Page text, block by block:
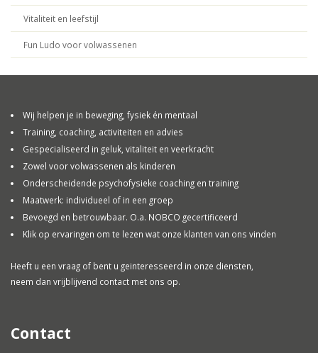
Vitaliteit en leefstijl
Fun Ludo voor volwassenen
Wij helpen je in beweging, fysiek én mentaal
Training, coaching, activiteiten en advies
Gespecialiseerd in geluk, vitaliteit en veerkracht
Zowel voor volwassenen als kinderen
Onderscheidende psychofysieke coaching en training
Maatwerk: individueel of in een groep
Bevoegd en betrouwbaar. O.a. NOBCO gecertificeerd
Klik op ervaringen om te lezen wat onze klanten van ons vinden
Heeft u een vraag of bent u geinteresseerd in onze diensten,
neem dan vrijblijvend contact met ons op.
Contact